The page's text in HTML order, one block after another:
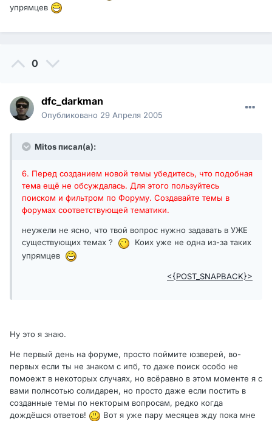
упрямцев
0
dfc_darkman
Опубликовано 29 Апреля 2005
Mitos писал(а):
6. Перед созданием новой темы убедитесь, что подобная
тема ещё не обсуждалась. Для этого пользуйтесь
поиском и фильтром по Форуму. Создавайте темы в
форумах соответствующей тематики.
неужели не ясно, что твой вопрос нужно задавать в УЖЕ
существующих темах ?
Коих уже не одна из-за таких
упрямцев
<{POST_SNAPBACK}>
Ну это я знаю.
Не первый день на форуме, просто поймите юзверей, во-
первых если ты не знаком с ипб, то даже поиск особо не
помоежт в некоторых случаях, но всёравно в этом моменте я с
вами полнсотью солидарен, но просто даже если постить в
созданные темы по некторым вопросам, редко когда
дождёшся ответов!
Вот я уже пару месяцев жду пока мне